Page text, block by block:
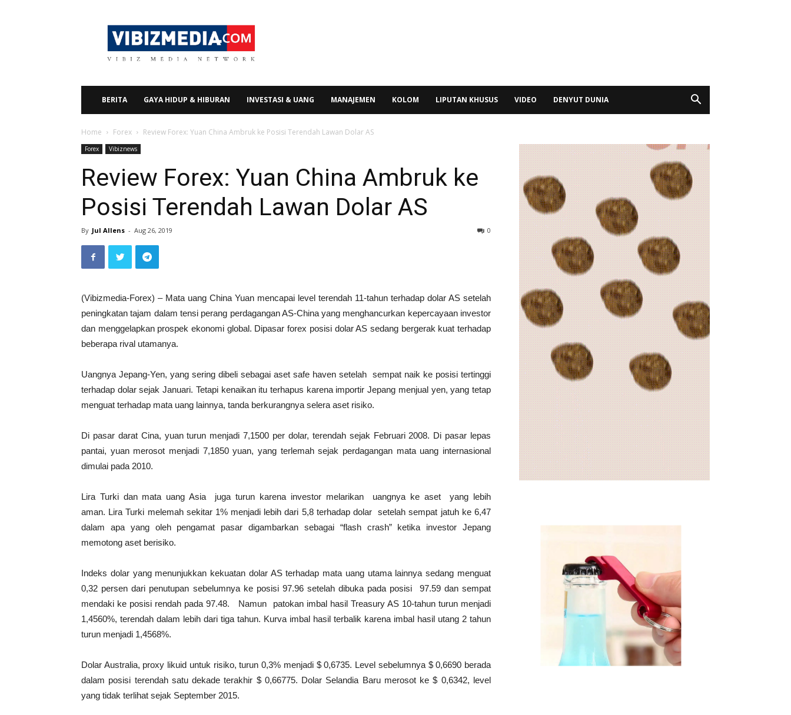
Vibizmedia.com
BERITA GAYA HIDUP & HIBURAN INVESTASI & UANG MANAJEMEN KOLOM LIPUTAN KHUSUS VIDEO DENYUT DUNIA
Home Forex Review Forex: Yuan China Ambruk ke Posisi Terendah Lawan Dolar AS
Forex Vibiznews
Review Forex: Yuan China Ambruk ke
Posisi Terendah Lawan Dolar AS
By Jul Allens - Aug 26, 2019 0
(Vibizmedia-Forex) – Mata uang China Yuan mencapai level terendah 11-tahun terhadap dolar AS setelah
peningkatan tajam dalam tensi perang perdagangan AS-China yang menghancurkan kepercayaan investor
dan menggelapkan prospek ekonomi global. Dipasar forex posisi dolar AS sedang bergerak kuat terhadap
beberapa rival utamanya.
Uangnya Jepang-Yen, yang sering dibeli sebagai aset safe haven setelah sempat naik ke posisi tertinggi
terhadap dolar sejak Januari. Tetapi kenaikan itu terhapus karena importir Jepang menjual yen, yang tetap
menguat terhadap mata uang lainnya, tanda berkurangnya selera aset risiko.
Di pasar darat Cina, yuan turun menjadi 7,1500 per dolar, terendah sejak Februari 2008. Di pasar lepas
pantai, yuan merosot menjadi 7,1850 yuan, yang terlemah sejak perdagangan mata uang internasional
dimulai pada 2010.
Lira Turki dan mata uang Asia juga turun karena investor melarikan uangnya ke aset yang lebih
aman. Lira Turki melemah sekitar 1% menjadi lebih dari 5,8 terhadap dolar setelah sempat jatuh ke 6,47
dalam apa yang oleh pengamat pasar digambarkan sebagai “flash crash” ketika investor Jepang
memotong aset berisiko.
Indeks dolar yang menunjukkan kekuatan dolar AS terhadap mata uang utama lainnya sedang menguat
0,32 persen dari penutupan sebelumnya ke posisi 97.96 setelah dibuka pada posisi 97.59 dan sempat
mendaki ke posisi rendah pada 97.48. Namun patokan imbal hasil Treasury AS 10-tahun turun menjadi
1,4560%, terendah dalam lebih dari tiga tahun. Kurva imbal hasil terbalik karena imbal hasil utang 2 tahun
turun menjadi 1,4568%.
Dolar Australia, proxy likuid untuk risiko, turun 0,3% menjadi $ 0,6735. Level sebelumnya $ 0,6690 berada
dalam posisi terendah satu dekade terakhir $ 0,66775. Dolar Selandia Baru merosot ke $ 0,6342, level
yang tidak terlihat sejak September 2015.